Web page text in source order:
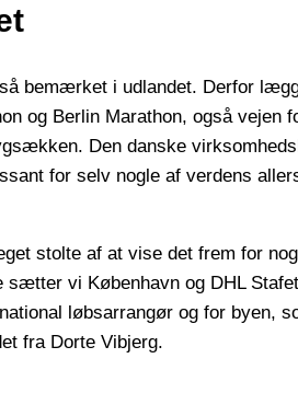
bemærket i udlandet. Derfor
og Berlin Marathon, også vejen
Den danske
for selv nogle af verdens
stolte af at vise det frem for
sætter vi København og DHL
løbsarrangør og for byen,
fra Dorte Vibjerg.